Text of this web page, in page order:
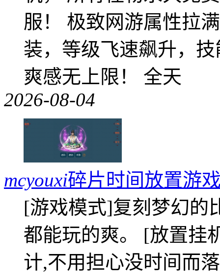
服！ 极致网游属性拉
装，等级飞速飙升，
爽感无上限！ 全天
2026-08-04
mcyouxi碎片时间放置游
[游戏模式]复刻梦幻的
都能玩的爽。 [放置挂
计,不用担心没时间而